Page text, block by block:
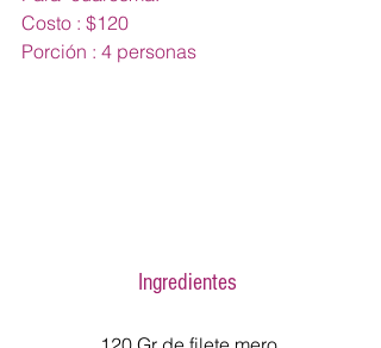
Costo : $120
Porción : 4 personas
Ingredientes